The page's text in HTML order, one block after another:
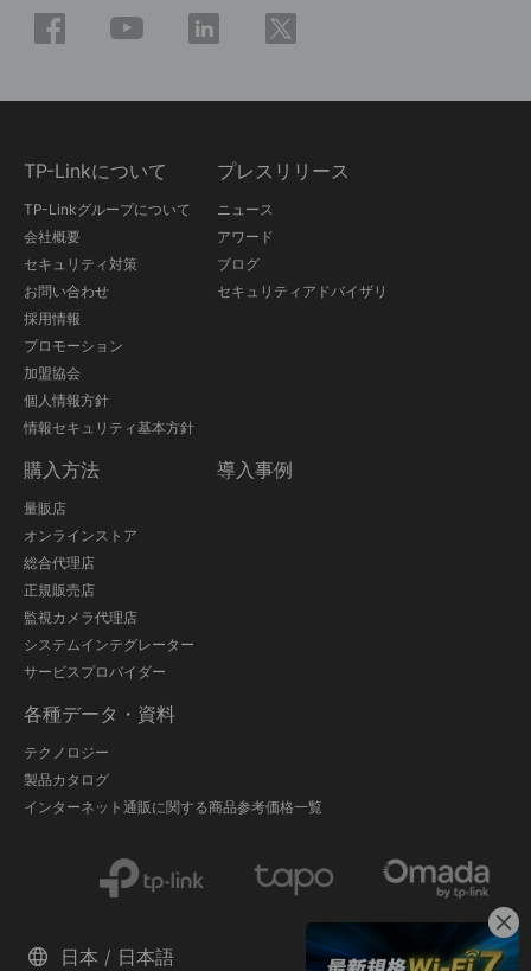
TP-Linkについて
TP-Linkグループについて
会社概要
セキュリティ対策
お問い合わせ
採用情報
プロモーション
加盟協会
個人情報方針
情報セキュリティ基本方針
プレスリリース
ニュース
アワード
ブログ
セキュリティアドバイザリ
購入方法
量販店
オンラインストア
総合代理店
正規販売店
監視カメラ代理店
システムインテグレーター
サービスプロバイダー
導入事例
各種データ・資料
テクノロジー
製品カタログ
インターネット通販に関する商品参考価格一覧
日本 / 日本語